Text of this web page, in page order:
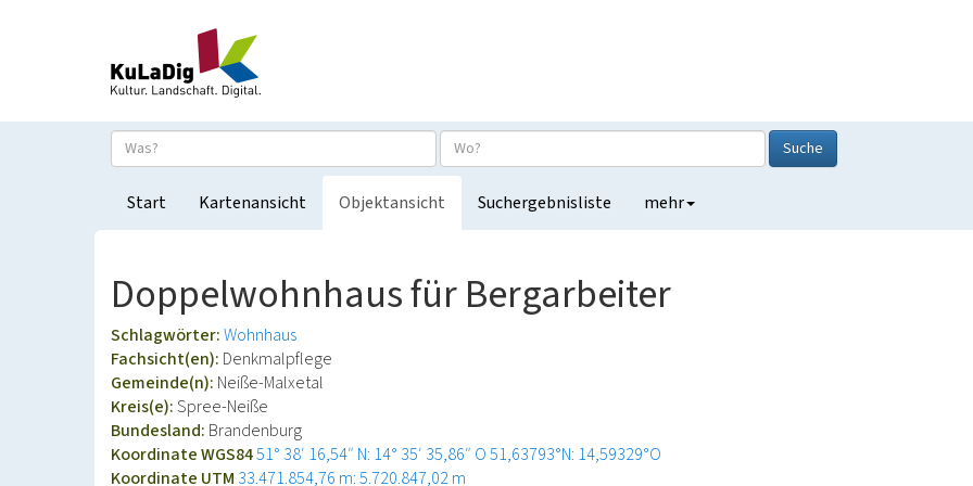
Suche
Start Kartenansicht Objektansicht Suchergebnisliste mehr
Doppelwohnhaus für Bergarbeiter
Schlagwörter:Wohnhaus
Fachsicht(en): Denkmalpflege
Gemeinde(n): Neiße-Malxetal
Kreis(e):Spree-Neiße
Bundesland: Brandenburg
Koordinate WGS8451° 38′ 16,54″ N: 14° 35′ 35,86″ O51,63793°N: 14,59329°O
Koordinate UTM 33.471.854,76 m: 5.720.847,02 m